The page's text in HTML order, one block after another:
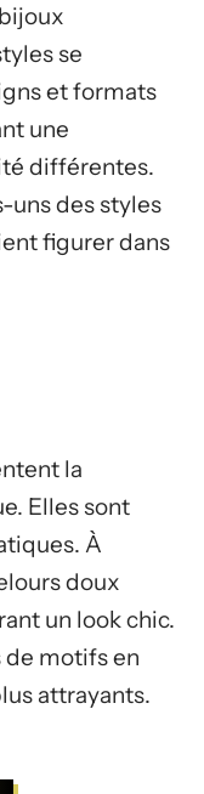
se
et formats
une
différentes.
uns des styles
figurer dans
la
Elles sont
À
doux
un look chic.
de motifs en
attrayants.